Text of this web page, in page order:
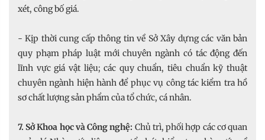
xét, công bố giá.
- Kịp thời cung cấp thông tin về Sở Xây dựng các văn bản
quy phạm pháp luật mới chuyên ngành có tác động đến
lĩnh vực giá vật liệu; các quy chuẩn, tiêu chuẩn kỹ thuật
chuyên ngành hiện hành để phục vụ công tác kiểm tra hồ
sơ chất lượng sản phẩm của tổ chức, cá nhân.
7. Sở Khoa học và Công nghệ: Chủ trì, phối hợp các cơ quan